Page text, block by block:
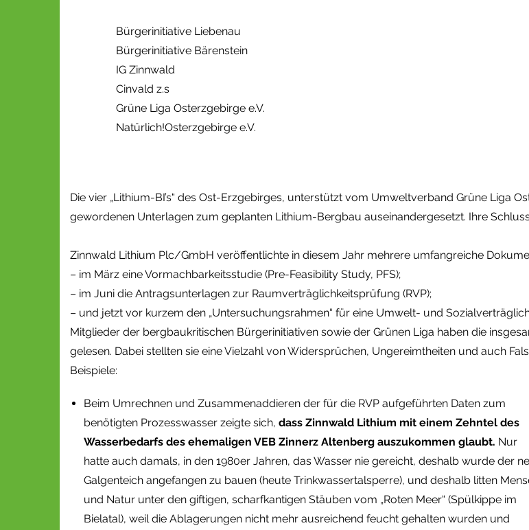
Bürgerinitiative Liebenau
Bürgerinitiative Bärenstein
IG Zinnwald
Cinvald z.s
Grüne Liga Osterzgebirge e.V.
Natürlich!Osterzgebirge e.V.
Die vier „Lithium-BI’s“ des Ost-Erzgebirges, unterstützt vom Umweltverband Grüne Liga
gewordenen Unterlagen zum geplanten Lithium-Bergbau auseinandergesetzt. Ihre
Zinnwald Lithium Plc/GmbH veröffentlichte in diesem Jahr mehrere umfangreiche
– im März eine Vormachbarkeitsstudie (Pre-Feasibility Study, PFS);
– im Juni die Antragsunterlagen zur Raumverträglichkeitsprüfung (RVP);
– und jetzt vor kurzem den „Untersuchungsrahmen“ für eine Umwelt- und
Mitglieder der bergbaukritischen Bürgerinitiativen sowie der Grünen Liga haben die
gelesen. Dabei stellten sie eine Vielzahl von Widersprüchen, Ungereimtheiten und auch
Beispiele:
Beim Umrechnen und Zusammenaddieren der für die RVP aufgeführten Daten zum
benötigten Prozesswasser zeigte sich, dass Zinnwald Lithium mit einem Zehntel des
Wasserbedarfs des ehemaligen VEB Zinnerz Altenberg auszukommen glaubt. Nur
hatte auch damals, in den 1980er Jahren, das Wasser nie gereicht, deshalb wurde der
Galgenteich angefangen zu bauen (heute Trinkwassertalsperre), und deshalb litten
und Natur unter den giftigen, scharfkantigen Stäuben vom „Roten Meer“ (Spülkippe im
Bielatal), weil die Ablagerungen nicht mehr ausreichend feucht gehalten wurden und